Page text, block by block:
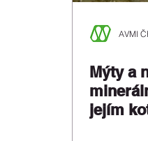
AVMI
Mýty a
jejím